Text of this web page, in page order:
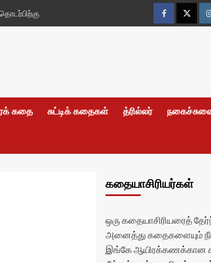
Facebook
கதை சுட்டிக் கதைகள் த்ரில்லர்
கதையாசிரியர்கள்
ஒரு கதையாசிரியரைத்
அனைத்து கதைகளையும்
இங்கே ஆயிரக்கணக்கான